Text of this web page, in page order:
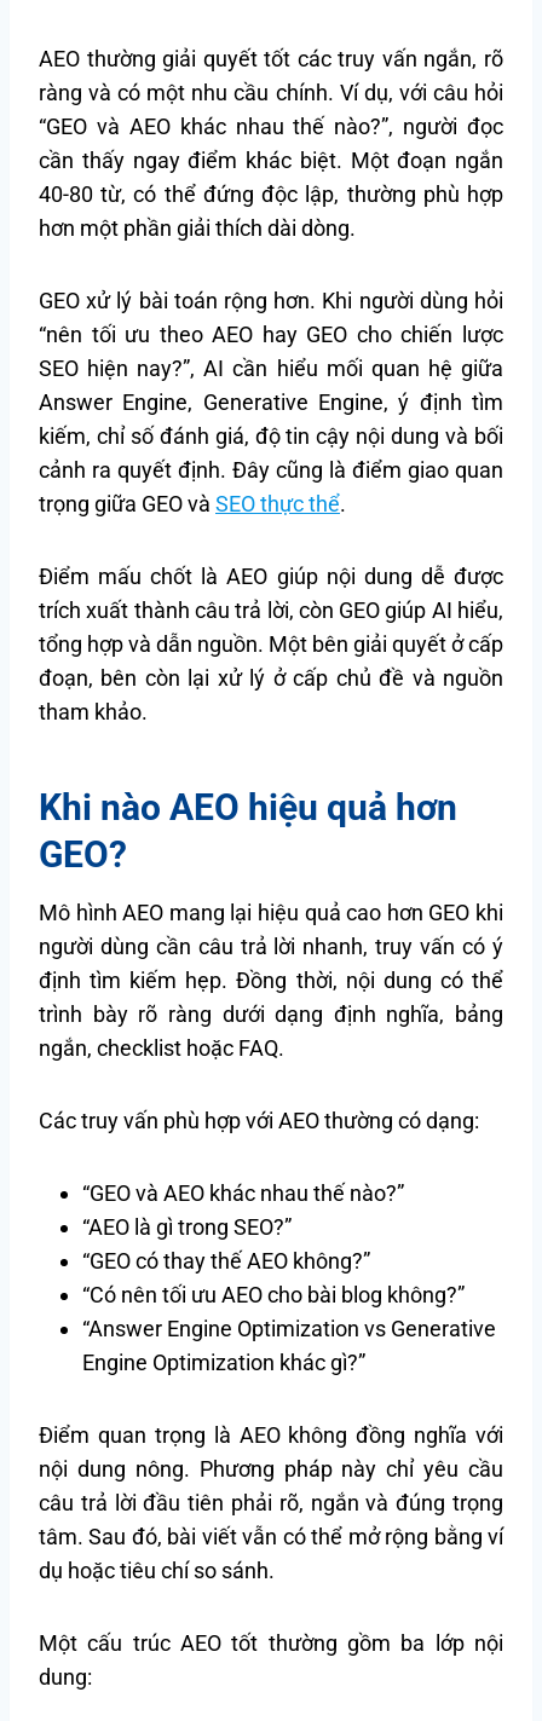
AEO thường giải quyết tốt các truy vấn ngắn, rõ
ràng và có một nhu cầu chính. Ví dụ, với câu hỏi
“GEO và AEO khác nhau thế nào?”, người đọc
cần thấy ngay điểm khác biệt. Một đoạn ngắn
40-80 từ, có thể đứng độc lập, thường phù hợp
hơn một phần giải thích dài dòng.
GEO xử lý bài toán rộng hơn. Khi người dùng hỏi
“nên tối ưu theo AEO hay GEO cho chiến lược
SEO hiện nay?”, AI cần hiểu mối quan hệ giữa
Answer Engine, Generative Engine, ý định tìm
kiếm, chỉ số đánh giá, độ tin cậy nội dung và bối
cảnh ra quyết định. Đây cũng là điểm giao quan
trọng giữa GEO và SEO thực thể.
Điểm mấu chốt là AEO giúp nội dung dễ được
trích xuất thành câu trả lời, còn GEO giúp AI hiểu,
tổng hợp và dẫn nguồn. Một bên giải quyết ở cấp
đoạn, bên còn lại xử lý ở cấp chủ đề và nguồn
tham khảo.
Khi nào AEO hiệu quả hơn
GEO?
Mô hình AEO mang lại hiệu quả cao hơn GEO khi
người dùng cần câu trả lời nhanh, truy vấn có ý
định tìm kiếm hẹp. Đồng thời, nội dung có thể
trình bày rõ ràng dưới dạng định nghĩa, bảng
ngắn, checklist hoặc FAQ.
Các truy vấn phù hợp với AEO thường có dạng:
“GEO và AEO khác nhau thế nào?”
“AEO là gì trong SEO?”
“GEO có thay thế AEO không?”
“Có nên tối ưu AEO cho bài blog không?”
“Answer Engine Optimization vs Generative
Engine Optimization khác gì?”
Điểm quan trọng là AEO không đồng nghĩa với
nội dung nông. Phương pháp này chỉ yêu cầu
câu trả lời đầu tiên phải rõ, ngắn và đúng trọng
tâm. Sau đó, bài viết vẫn có thể mở rộng bằng ví
dụ hoặc tiêu chí so sánh.
Một cấu trúc AEO tốt thường gồm ba lớp nội
dung: